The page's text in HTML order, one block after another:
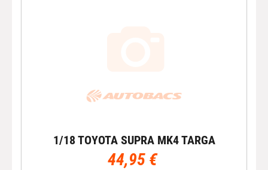
1/18 TOYOTA SUPRA MK4 TARGA
44,95 €